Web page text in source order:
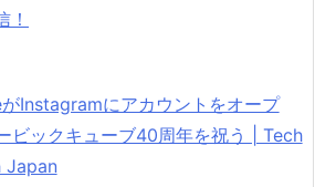
！
Instagramにアカウントをオープ
ビックキューブ40周年を祝う | Tech
Japan